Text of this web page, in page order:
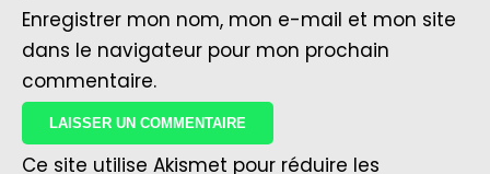
Enregistrer mon nom, mon e-mail et mon site
dans le navigateur pour mon prochain
commentaire.
Ce site utilise Akismet pour réduire les